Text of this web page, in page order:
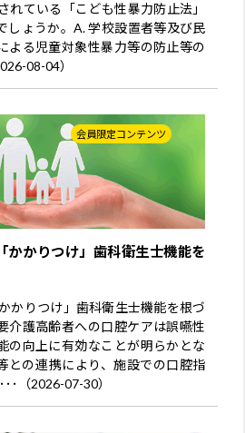
れている「こども性暴力防止法」
しょうか。A. 学校設置者等及び民
よる児童対象性暴力等の防止等の
08-04）
会員限定コンテンツ
かかりつけ」歯科衛生士機能を
かりつけ」歯科衛生士機能を根づ
介護高齢者への口腔ケアは誤嚥性
の向上に有効なことが明らかとな
との連携により、施設での口腔指
･（2026-07-30）